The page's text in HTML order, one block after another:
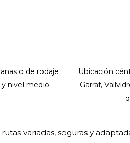
o de rodaje
nivel medio.
Ubicación
Garraf,
variadas, seguras y